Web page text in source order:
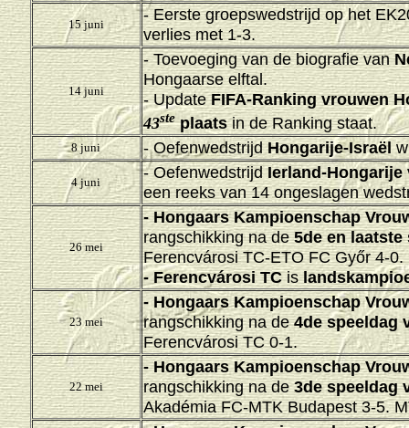
15 juni
- Eerste groepswedstrijd op het
verlies met 1-3.
14 juni
- Toevoeging van de biografie van
Hongaarse elftal.
- Update FIFA-Ranking vrouwen
43steplaatsin de Ranking staat.
8 juni - OefenwedstrijdHongarije-Israël
4 juni
- OefenwedstrijdIerland-Hongarije
een reeks van 14 ongeslagen
26 mei
-Hongaars Kampioenschap
rangschikking na de5de en laatste
Ferencvárosi TC-ETO FC Győr 4-0.
- Ferencvárosi TCis
23 mei
-Hongaars Kampioenschap
rangschikking na de4de speeldag
Ferencvárosi TC 0-1.
22 mei
-Hongaars Kampioenschap
rangschikking na de3de speeldag
Akadémia FC-MTK Budapest 3-5.